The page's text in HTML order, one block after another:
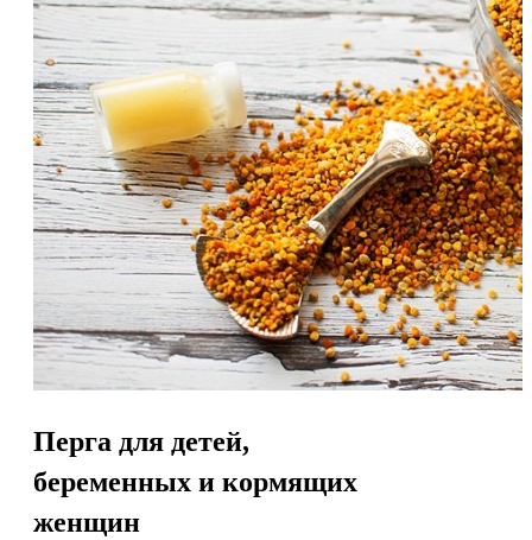
Перга для детей,
беременных и кормящих
женщин